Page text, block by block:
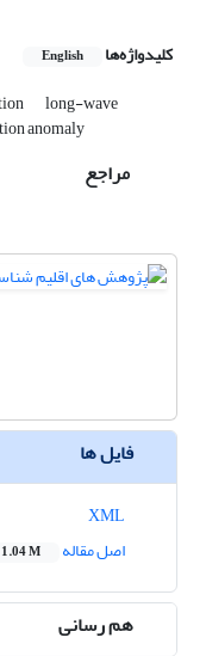
کلیدواژه‌ها English
long-wave
anomaly
مراجع
فایل ها
اصل مقاله
1.04 M
هم رسانی